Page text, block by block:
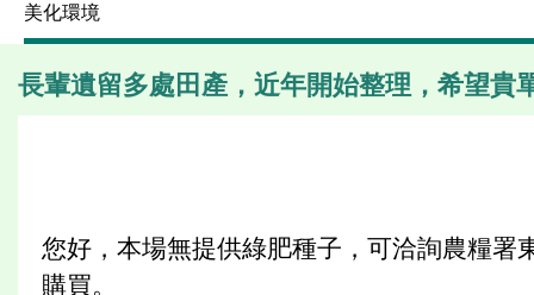
美化環境
長輩遺留多處田產，近年開始整理，希望貴
您好，本場無提供綠肥種子，可洽詢農糧署
購買。